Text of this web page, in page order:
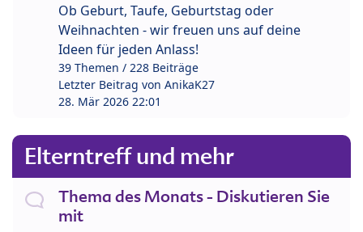
Ob Geburt, Taufe, Geburtstag oder
Weihnachten - wir freuen uns auf deine
Ideen für jeden Anlass!
39 Themen / 228 Beiträge
Letzter Beitrag von AnikaK27
28. Mär 2026 22:01
Elterntreff und mehr
Thema des Monats - Diskutieren Sie
mit